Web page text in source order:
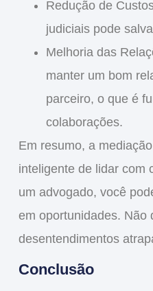
Redução de
judiciais pode
Melhoria das
manter um bom
parceiro, o que é
colaborações.
Em resumo, a
inteligente de lidar com
um advogado, você
em oportunidades. Não
desentendimentos
Conclusão